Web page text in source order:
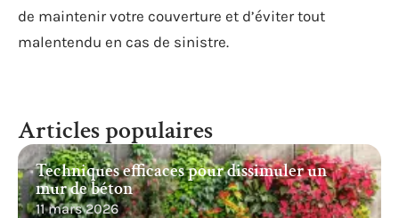
de maintenir votre couverture et d’éviter tout
malentendu en cas de sinistre.
Articles populaires
Techniques efficaces pour dissimuler un
mur de béton
11 mars 2026